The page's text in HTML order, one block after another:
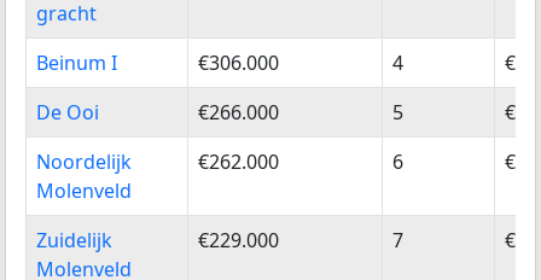
gracht
Beinum I €306.000 4
De Ooi
€266.000 5
Noordelijk
Molenveld
€262.000 6
Zuidelijk
Molenveld
€229.000 7